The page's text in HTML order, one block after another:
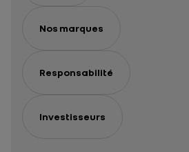
Nos marques
Responsabilité
Investisseurs